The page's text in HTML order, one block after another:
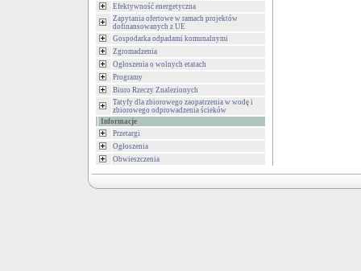
Efektywność energetyczna
Zapytania ofertowe w ramach projektów
dofinansowanych z UE
Gospodarka odpadami komunalnymi
Zgromadzenia
Ogłoszenia o wolnych etatach
Programy
Biuro Rzeczy Znalezionych
Tatyfy dla zbiorowego zaopatrzenia w wodę i
zbiorowego odprowadzenia ścieków
Informacje
Przetargi
Ogłoszenia
Obwieszczenia